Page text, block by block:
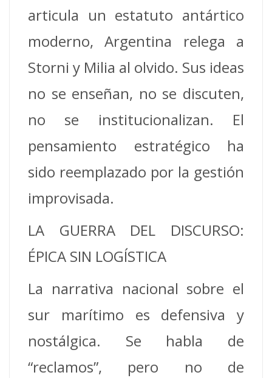
articula un estatuto antártico
moderno, Argentina relega a
Storni y Milia al olvido. Sus ideas
no se enseñan, no se discuten,
no se institucionalizan. El
pensamiento estratégico ha
sido reemplazado por la gestión
improvisada.
LA GUERRA DEL DISCURSO:
ÉPICA SIN LOGÍSTICA
La narrativa nacional sobre el
sur marítimo es defensiva y
nostálgica. Se habla de
“reclamos”, pero no de